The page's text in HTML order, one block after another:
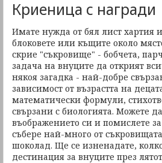
Криеница с награди
Имате нужда от бял лист хартия
блоковете или къщите около
скрие "съкровище" - бобчета,
задача на внуците да открият
някоя загадка - най-добре
зависимост от възрастта на
математически формули,
свързани с биологията. Можете
въображението си и помислете
събере най-много от
шоколад. Ще се изненадате,
дестинация за внуците през